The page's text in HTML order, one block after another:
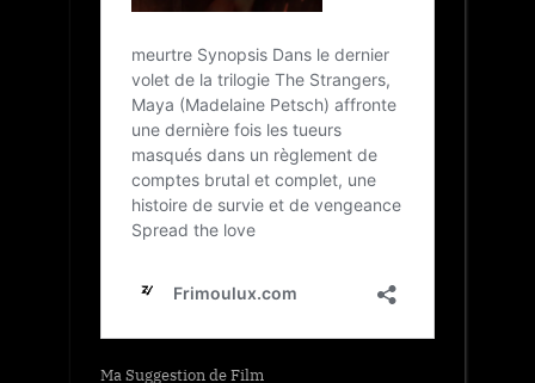
Ma Suggestion de Film